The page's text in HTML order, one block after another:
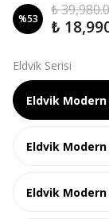
%53
₺
₺
Eldvik Serisi
Eldvik
Eldvik
Eldvik Modern